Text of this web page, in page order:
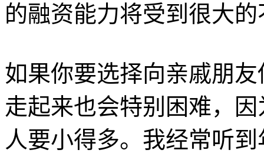
的融资能力将受到很大
如果你要选择向亲戚朋
走起来也会特别困难，
人要小得多。我经常听